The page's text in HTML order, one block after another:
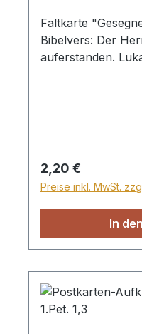
Faltkarte
Bibelvers: Der
auferstanden.
Regulärer Preis:
2,20 €
Preise inkl. MwSt.
In